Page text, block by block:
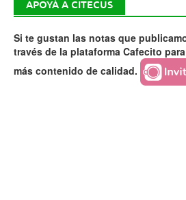
APOYÁ A CITECUS
Si te gustan las notas que
través de la plataforma Cafecito
más contenido de calidad.